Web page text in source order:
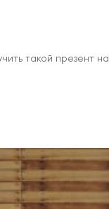
такой презент